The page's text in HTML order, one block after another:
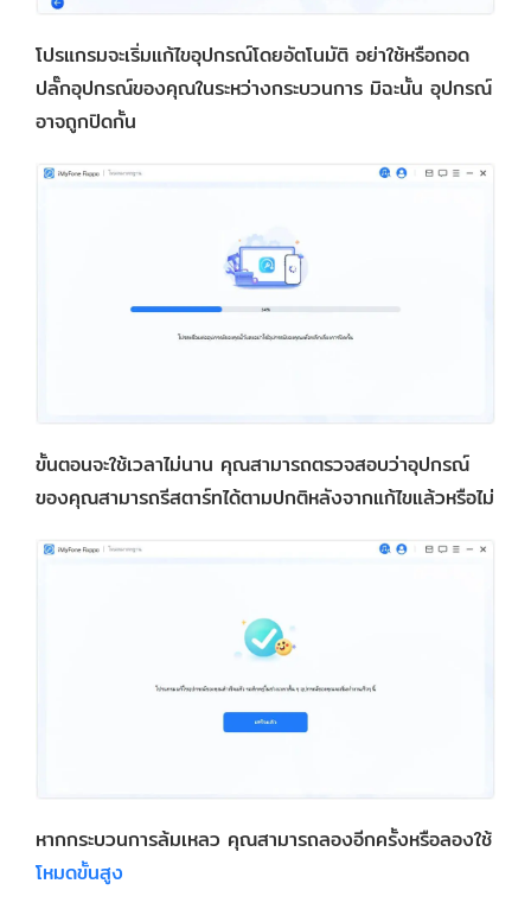
โปรแกรมจะเริ่มแก้ไขอุปกรณ์โดยอัตโนมัติ อย่าใช้หรือถอด
ปลั๊กอุปกรณ์ของคุณในระหว่างกระบวนการ มิฉะนั้น อุปกรณ์
อาจถูกปิดกั้น
ขั้นตอนจะใช้เวลาไม่นาน คุณสามารถตรวจสอบว่าอุปกรณ์
ของคุณสามารถรีสตาร์ทได้ตามปกติหลังจากแก้ไขแล้วหรือไม่
หากกระบวนการล้มเหลว คุณสามารถลองอีกครั้งหรือลองใช้
โหมดขั้นสูง